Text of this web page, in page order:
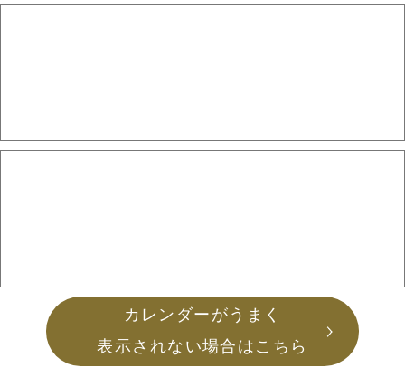
カレンダーがうまく
表示されない場合はこちら